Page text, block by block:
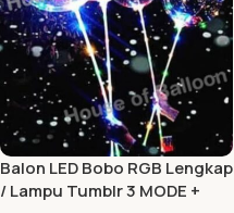
Balon LED Bobo RGB Lengkap
/ Lampu Tumblr 3 MODE +